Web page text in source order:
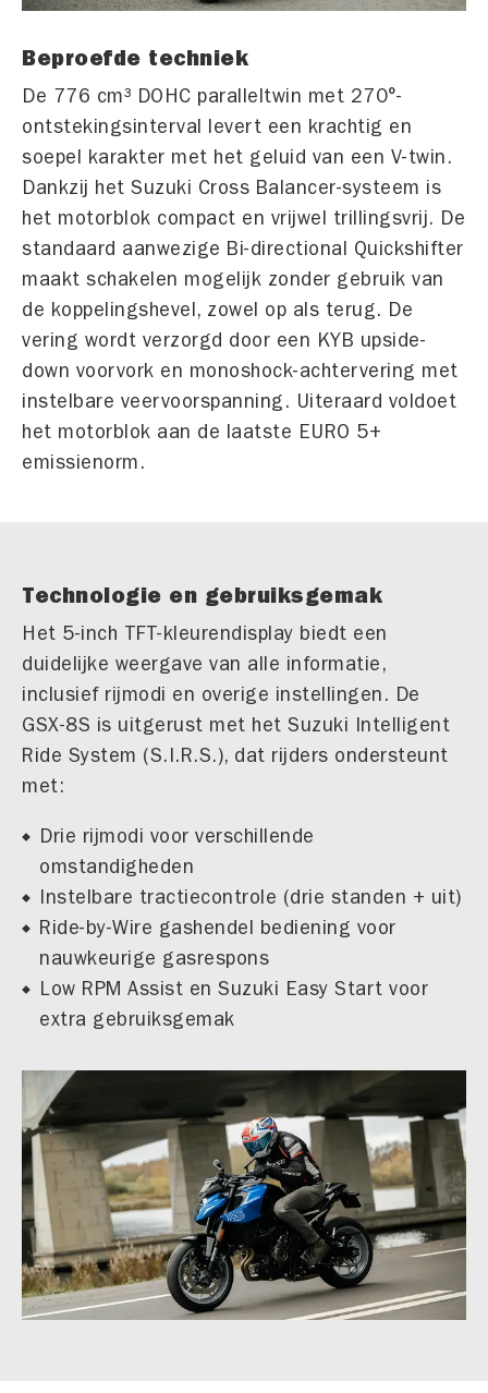
Beproefde techniek
De 776 cm³ DOHC paralleltwin met 270°-
ontstekingsinterval levert een krachtig en
soepel karakter met het geluid van een V-twin.
Dankzij het Suzuki Cross Balancer-systeem is
het motorblok compact en vrijwel trillingsvrij. De
standaard aanwezige Bi-directional Quickshifter
maakt schakelen mogelijk zonder gebruik van
de koppelingshevel, zowel op als terug. De
vering wordt verzorgd door een KYB upside-
down voorvork en monoshock-achtervering met
instelbare veervoorspanning. Uiteraard voldoet
het motorblok aan de laatste EURO 5+
emissienorm.
Technologie en gebruiksgemak
Het 5-inch TFT-kleurendisplay biedt een
duidelijke weergave van alle informatie,
inclusief rijmodi en overige instellingen. De
GSX-8S is uitgerust met het Suzuki Intelligent
Ride System (S.I.R.S.), dat rijders ondersteunt
met:
Drie rijmodi voor verschillende
omstandigheden
Instelbare tractiecontrole (drie standen + uit)
Ride-by-Wire gashendel bediening voor
nauwkeurige gasrespons
Low RPM Assist en Suzuki Easy Start voor
extra gebruiksgemak